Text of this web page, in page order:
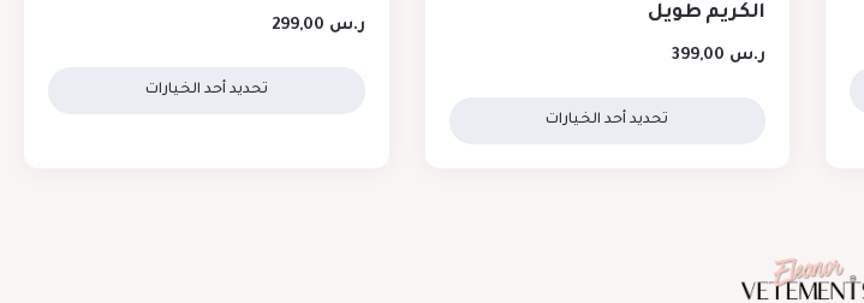
الكريم طويل
ر.س
تحديد أحد الخيارات
ر.س
تحديد أحد الخيارات